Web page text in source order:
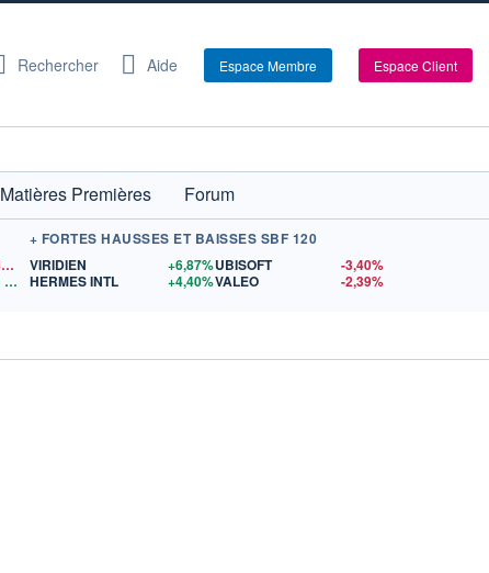
Rechercher Aide Espace Membre Espace Client
Matières Premières
Forum
1,1540$US
+ FORTES HAUSSES ET BAISSES SBF 120
VIRIDIEN
+6,87%
HERMES INTL
+4,40%
UBISOFT
-3,40%
VALEO
-2,39%